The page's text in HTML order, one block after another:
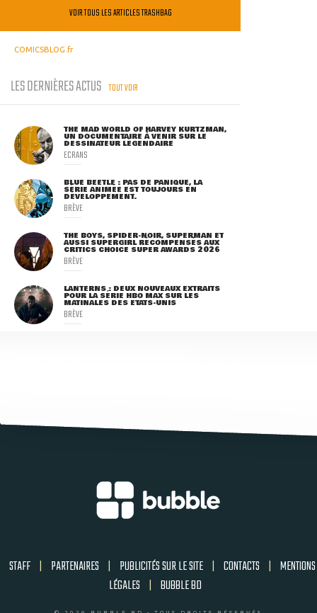
VOIR TOUS LES ARTICLES TRASHBAG
COMICSBLOG.fr
LES DERNIÈRES ACTUS TOUT VOIR
THE MAD WORLD OF HARVEY KURTZMAN,
UN DOCUMENTAIRE À VENIR SUR LE
DESSINATEUR LÉGENDAIRE
ECRANS
BLUE BEETLE : PAS DE PANIQUE, LA
SÉRIE ANIMÉE EST TOUJOURS EN
DÉVELOPPEMENT.
BRÈVE
THE BOYS, SPIDER-NOIR, SUPERMAN ET
AUSSI SUPERGIRL RÉCOMPENSÉS AUX
CRITICS CHOICE SUPER AWARDS 2026
BRÈVE
LANTERNS : DEUX NOUVEAUX EXTRAITS
POUR LA SÉRIE HBO MAX SUR LES
MATINALES DES ETATS-UNIS
BRÈVE
STAFF | PARTENAIRES | PUBLICITÉS SUR LE SITE | CONTACTS | MENTIONS
LÉGALES | BUBBLE BD